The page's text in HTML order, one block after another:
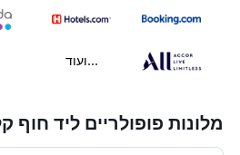
...ועוד
מלונות פופולריים ליד חוף